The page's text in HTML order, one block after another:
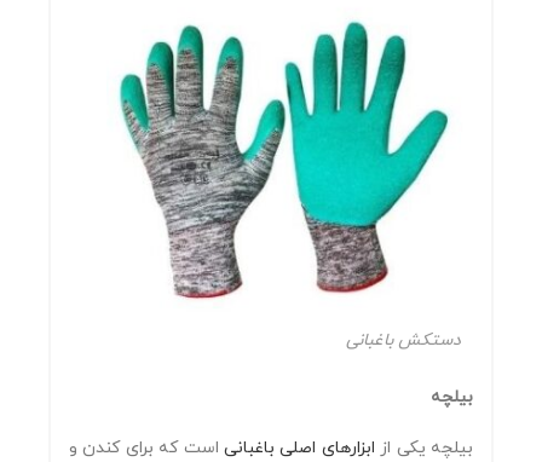
دستکش باغبانی
بیلچه
بیلچه یکی از ابزارهای اصلی باغبانی است که برای کندن و